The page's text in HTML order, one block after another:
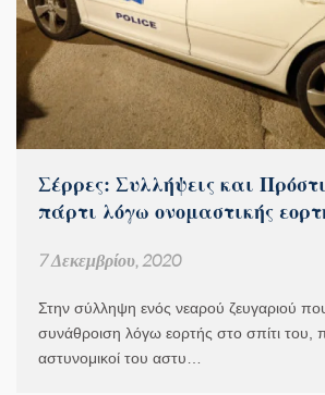
Σέρρες: Συλλήψεις και
πάρτι λόγω ονομαστικής
7 Δεκεμβρίου, 2020
Στην σύλληψη ενός νεαρού ζευγαριού
συνάθροιση λόγω εορτής στο σπίτι
αστυνομικοί του αστυ…